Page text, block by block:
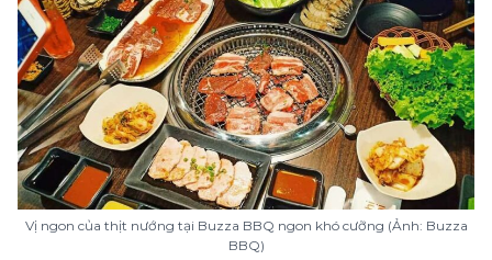
Vị ngon của thịt nướng tại Buzza BBQ ngon khó cưỡng (Ảnh: Buzza
BBQ)